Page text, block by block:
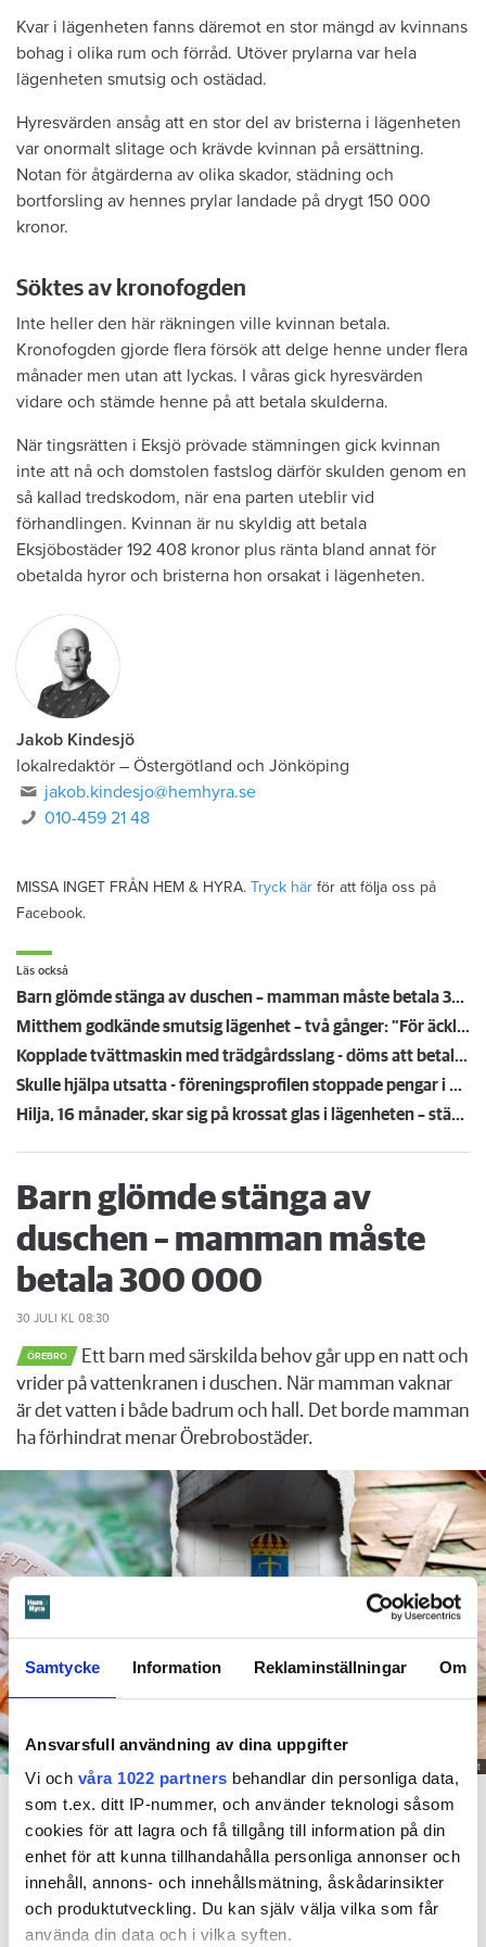
Samtycke Information Reklaminställningar Om
Ansvarsfull användning av dina uppgifter
Vi och våra 1022 partners behandlar din personliga data,
som t.ex. ditt IP-nummer, och använder teknologi såsom
cookies för att lagra och få tillgång till information på din
enhet för att kunna tillhandahålla personliga annonser och
innehåll, annons- och innehållsmätning, åskådarinsikter
och produktutveckling. Du kan själv välja vilka som får
använda din data och i vilka syften.
Kvar i lägenheten fanns däremot en stor mängd av kvinnans
bohag i olika rum och förråd. Utöver prylarna var hela
lägenheten smutsig och ostädad.
Hyresvärden ansåg att en stor del av bristerna i lägenheten
var onormalt slitage och krävde kvinnan på ersättning.
Notan för åtgärderna av olika skador, städning och
bortforsling av hennes prylar landade på drygt 150 000
kronor.
Söktes av kronofogden
Inte heller den här räkningen ville kvinnan betala.
Kronofogden gjorde flera försök att delge henne under flera
månader men utan att lyckas. I våras gick hyresvärden
vidare och stämde henne på att betala skulderna.
När tingsrätten i Eksjö prövade stämningen gick kvinnan
inte att nå och domstolen fastslog därför skulden genom en
så kallad tredskodom, när ena parten uteblir vid
förhandlingen. Kvinnan är nu skyldig att betala
Eksjöbostäder 192 408 kronor plus ränta bland annat för
obetalda hyror och bristerna hon orsakat i lägenheten.
Jakob Kindesjö
lokalredaktör – Östergötland och Jönköping
jakob.kindesjo@hemhyra.se
010-459 21 48
MISSA INGET FRÅN HEM & HYRA. Tryck här för att följa oss på
Facebook.
Läs också
Barn glömde stänga av duschen – mamman måste betala 300 000
Mitthem godkände smutsig lägenhet – två gånger: "För äckligt för att flytta in"
Kopplade tvättmaskin med trädgårdsslang - döms att betala en miljon efter vattenskada
Skulle hjälpa utsatta - föreningsprofilen stoppade pengar i egen ficka
Hilja, 16 månader, skar sig på krossat glas i lägenheten – städmiss från tidigare hyresgäst
Barn glömde stänga av
duschen – mamman måste
betala 300 000
30 JULI KL 08:30
ÖREBRO
Ett barn med särskilda behov går upp en natt och
vrider på vattenkranen i duschen. När mamman vaknar
är det vatten i både badrum och hall. Det borde mamman
ha förhindrat menar Örebrobostäder.
Foto: Getty/ Tommy Andersson/ Anna Rytterbrant
En mamma får betala 300 000 kronor efter att ett barn satt på en vattenkran. Arkivbild
från en annan vattenskada.
Dela Tweeta
Det är en natt hösten 2022. Barnet som har diagnostiserats
med autism vaknar och går till badrummet. Där vrider barnet